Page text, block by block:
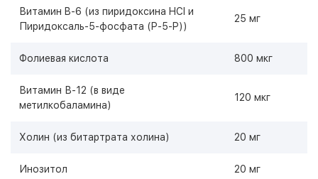
Витамин B-6 (из пиридоксина HCI и
Пиридоксаль-5-фосфата (P-5-P))
25 мг
Фолиевая кислота 800 мкг
Витамин В-12 (в виде
метилкобаламина)
120 мкг
Холин (из битартрата холина) 20 мг
Инозитол 20 мг